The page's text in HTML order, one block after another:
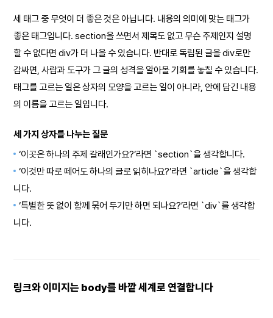
세 태그 중 무엇이 더 좋은 것은 아닙니다. 내용의 의미에 맞는 태그가
좋은 태그입니다. section을 쓰면서 제목도 없고 무슨 주제인지 설명
할 수 없다면 div가 더 나을 수 있습니다. 반대로 독립된 글을 div로만
감싸면, 사람과 도구가 그 글의 성격을 알아볼 기회를 놓칠 수 있습니다.
태그를 고르는 일은 상자의 모양을 고르는 일이 아니라, 안에 담긴 내용
의 이름을 고르는 일입니다.
세 가지 상자를 나누는 질문
‘이곳은 하나의 주제 갈래인가요?’라면 `section`을 생각합니다.
‘이것만 따로 떼어도 하나의 글로 읽히나요?’라면 `article`을 생각합
니다.
‘특별한 뜻 없이 함께 묶어 두기만 하면 되나요?’라면 `div`를 생각합
니다.
링크와 이미지는 body를 바깥 세계로 연결합니다